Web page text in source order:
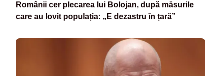
Românii cer plecarea lui Bolojan, după măsurile
care au lovit populația: „E dezastru în țară”